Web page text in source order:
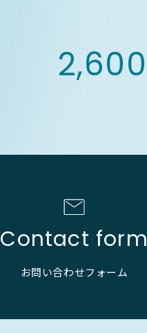
2,600
Contact form
お問い合わせフォーム